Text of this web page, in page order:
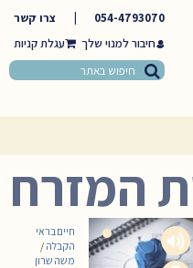
054-4793070
צרו קשר
חיבור למנוי שלך
המזרח
חיים בראי
הקבלה /
משה שרון